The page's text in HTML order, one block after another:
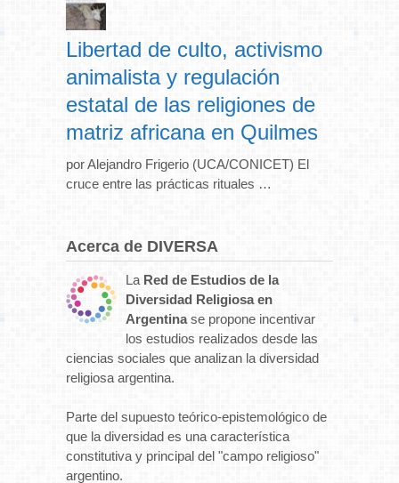
Libertad de culto, activismo
animalista y regulación
estatal de las religiones de
matriz africana en Quilmes
por Alejandro Frigerio (UCA/CONICET) El
cruce entre las prácticas rituales …
Acerca de DIVERSA
La Red de Estudios de la
Diversidad Religiosa en
Argentinase propone incentivar
los estudios realizados desde las
ciencias sociales que analizan la diversidad
religiosa argentina.
Parte del supuesto teórico-epistemológico de
que la diversidad es una característica
constitutiva y principal del "campo religioso"
argentino.